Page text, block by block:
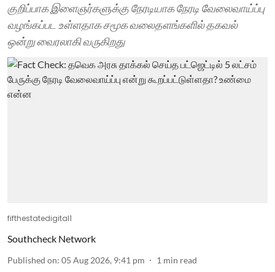
குறிப்பாக இளைஞர்களுக்கு நேரடியாக நேரடி வேலைவாய்ப்பு
வழங்கப்பட உள்ளதாக சமூக வலைதளங்களில் தகவல்
ஒன்று வைரலாகி வருகிறது
fifthestatedigital1
Southcheck Network
Published on: 05 Aug 2026, 9:41 pm 1 min read